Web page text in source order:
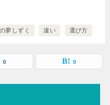
夢しずく 違い 選び方
0 0